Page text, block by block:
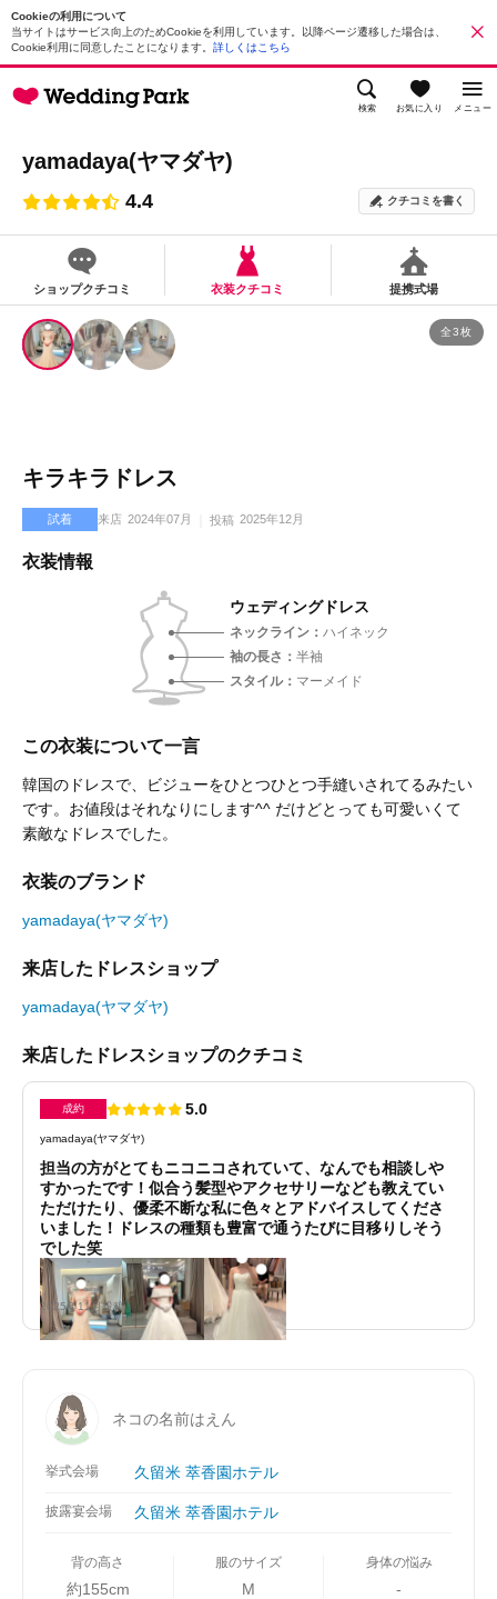
Cookieの利用について
当サイトはサービス向上のためCookieを利用しています。以降ページ遷移した場合は、
Cookie利用に同意したことになります。 詳しくはこちら
検索 お気に入り メニュー
yamadaya(ヤマダヤ)
4.4 クチコミを書く
ショップクチコミ 衣装クチコミ 提携式場
全3枚
キラキラドレス
試着 来店 2024年07月 投稿 2025年12月
衣装情報
ウェディングドレス
ネックライン
ハイネック
袖の長さ
半袖
スタイル
マーメイド
この衣装について一言
韓国のドレスで、ビジューをひとつひとつ手縫いされてるみたい
です。お値段はそれなりにします^^ だけどとっても可愛いくて
素敵なドレスでした。
衣装のブランド
yamadaya(ヤマダヤ)
来店したドレスショップ
yamadaya(ヤマダヤ)
来店したドレスショップのクチコミ
成約 5.0
yamadaya(ヤマダヤ)
担当の方がとてもニコニコされていて、なんでも相談しや
すかったです！似合う髪型やアクセサリーなども教えてい
ただけたり、優柔不断な私に色々とアドバイスしてくださ
いました！ドレスの種類も豊富で通うたびに目移りしそう
でした笑
2025年11月投稿
ネコの名前はえん
挙式会場 久留米 萃香園ホテル
披露宴会場 久留米 萃香園ホテル
背の高さ
約155cm
服のサイズ
M
身体の悩み
-